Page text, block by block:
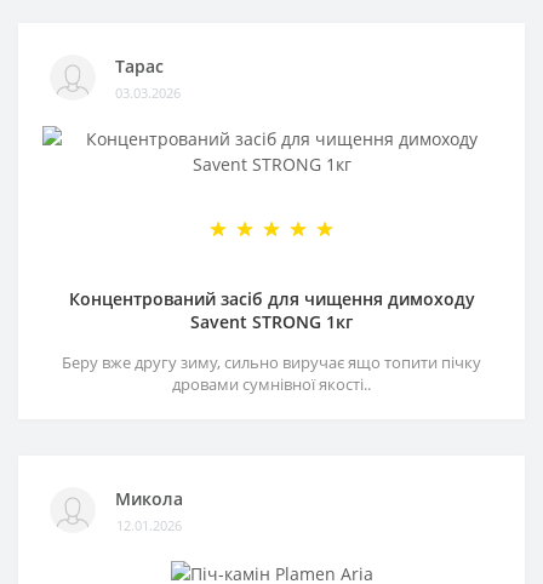
Тарас
03.03.2026
Концентрований засіб для чищення димоходу
Savent STRONG 1кг
Беру вже другу зиму, сильно виручає ящо топити пічку
дровами сумнівної якості..
Микола
12.01.2026